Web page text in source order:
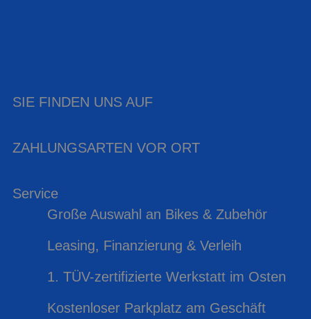
SIE FINDEN UNS AUF
ZAHLUNGSARTEN VOR ORT
Service
Große Auswahl an Bikes & Zubehör
Leasing, Finanzierung & Verleih
1. TÜV-zertifizierte Werkstatt im Osten
Kostenloser Parkplatz am Geschäft